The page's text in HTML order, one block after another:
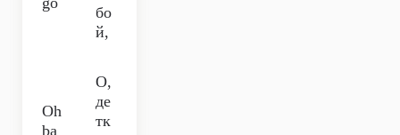
бо
й,
Oh
ba
О,
де
тк